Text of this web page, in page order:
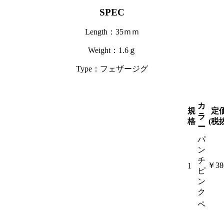
SPEC
Length：35ｍｍ
Weight：1.6ｇ
Type：フェザージグ
規
格
カ
ラ
ー
定
(税
1
パ
ン
チ
ピ
ン
ク
￥
ペ